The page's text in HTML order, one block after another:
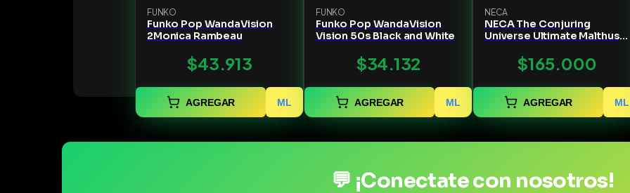
FUNKO
Funko Pop WandaVision
2Monica Rambeau
$43.913
AGREGAR ML
FUNKO
Funko Pop WandaVision
Vision 50s Black and White
$34.132
AGREGAR ML
NECA
NECA The Conjuring
Universe Ultimate Malthus
7" Scale$165.000
AGREGAR ML
💬 ¡Conectate con nosotros!